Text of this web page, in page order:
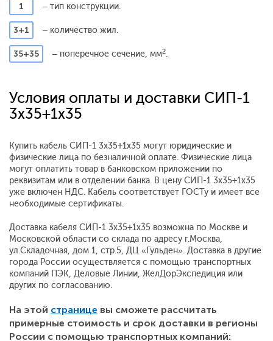
1 – тип конструкции.
3+1 – количество жил.
35+35 – поперечное сечение, мм2.
Условия оплаты и доставки СИП-1
3x35+1x35
Купить кабель СИП-1 3x35+1x35 могут юридические и
физические лица по безналичной оплате. Физические лица
могут оплатить товар в банковском приложении по
реквизитам или в отделении банка. В цену СИП-1 3x35+1x35
уже включен НДС. Кабель соответствует ГОСТу и имеет все
необходимые сертификаты.
Доставка кабеля СИП-1 3x35+1x35 возможна по Москве и
Московской области со склада по адресу г.Москва,
ул.Складочная, дом 1, стр.5, ДЦ «Гульден». Доставка в другие
города России осуществляется с помощью транспортных
компаний ПЭК, Деловые Линии, ЖелДорЭкспедиция или
других по согласованию.
На этой странице вы сможете рассчитать
примерные стоимость и срок доставки в регионы
России с помощью транспортных компаний: